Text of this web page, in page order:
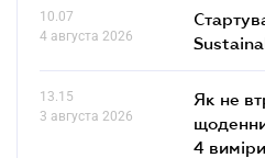
10.07
4 августа 2026
13.15
3 августа 2026
Як не
4